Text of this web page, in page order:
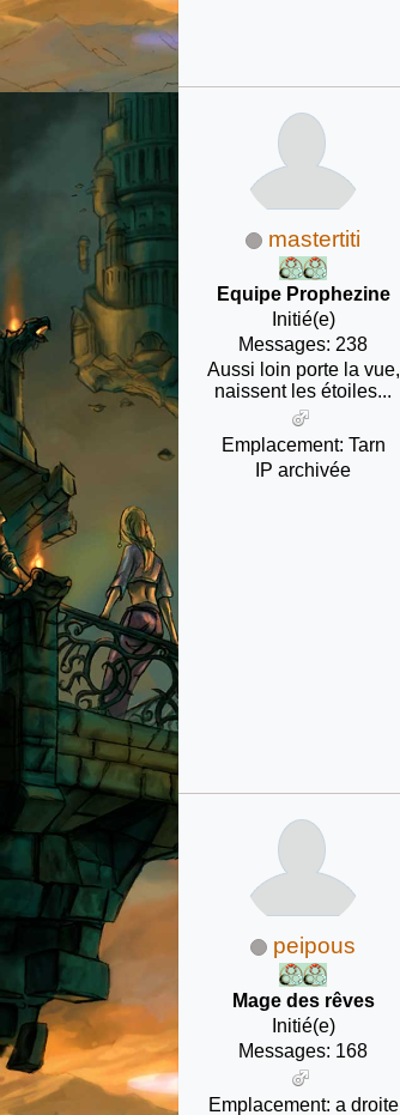
mastertiti
Equipe Prophezine
Initié(e)
Messages: 238
Aussi loin porte la vue,
naissent les étoiles...
Emplacement: Tarn
IP archivée
peipous
Mage des rêves
Initié(e)
Messages: 168
Emplacement: a droite